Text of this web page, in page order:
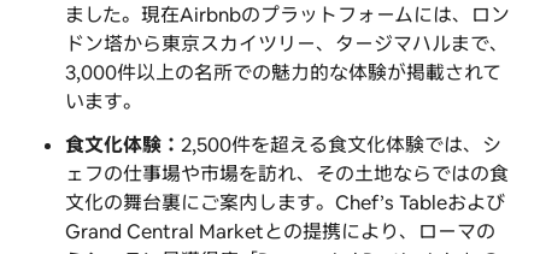
ました。現在Airbnbのプラットフォームには、ロン
ドン塔から東京スカイツリー、タージマハルまで、
3,000件以上の名所での魅力的な体験が掲載されて
います。
食文化体験： 2,500件を超える食文化体験では、シ
ェフの仕事場や市場を訪れ、その土地ならではの食
文化の舞台裏にご案内します。Chef’s Tableおよび
Grand Central Marketとの提携により、ローマの